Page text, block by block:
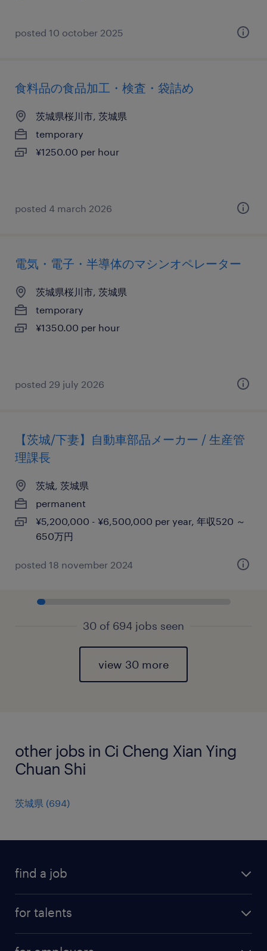
posted 10 october 2025
食料品の食品加工・検査・袋詰め
茨城県桜川市, 茨城県
temporary
¥1250.00 per hour
posted 4 march 2026
電気・電子・半導体のマシンオペレーター
茨城県桜川市, 茨城県
temporary
¥1350.00 per hour
posted 29 july 2026
【茨城/下妻】自動車部品メーカー / 生産管
理課長
茨城, 茨城県
permanent
¥5,200,000 - ¥6,500,000 per year, 年収520 ～
650万円
posted 18 november 2024
30 of 694 jobs seen
view 30 more
other jobs in Ci Cheng Xian Ying
Chuan Shi
茨城県 (694)
find a job
for talents